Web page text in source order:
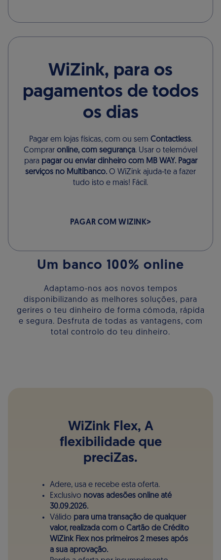
WiZink, para os
pagamentos de todos
os dias
Pagar em lojas físicas, com ou sem Contactless.
Comprar online, com segurança. Usar o telemóvel
para pagar ou enviar dinheiro com MB WAY. Pagar
serviços no Multibanco. O WiZink ajuda-te a fazer
tudo isto e mais! Fácil.
PAGAR COM WIZINK
Um banco 100% online
Adaptamo-nos aos novos tempos
disponibilizando as melhores soluções, para
gerires o teu dinheiro de forma cómoda, rápida
e segura. Desfruta de todas as vantagens, com
total controlo do teu dinheiro.
WiZink Flex, A
flexibilidade que
preciZas.
Adere, usa e recebe esta oferta.
Exclusivo novas adesões online até
30.09.2026.
Válido para uma transação de qualquer
valor, realizada com o Cartão de Crédito
WiZink Flex nos primeiros 2 meses após
a sua aprovação.